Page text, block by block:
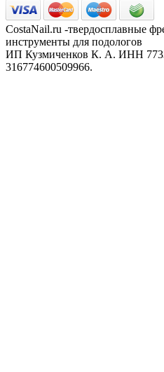
CostaNail.ru -твердосплавные
инструменты для подологов
ИП Кузмиченков К. А. ИНН
316774600509966.